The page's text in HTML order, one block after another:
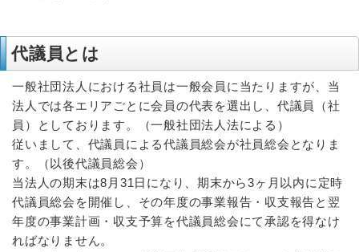
代議員とは
一般社団法人における社員は一般会員に当たりますが、当
法人では各エリアごとに会員の代表を選出し、代議員（社
員）としております。（一般社団法人法による）
従いまして、代議員による代議員総会が社員総会となりま
す。（以後代議員総会）
当法人の期末は8月31日になり、期末から3ヶ月以内に定時
代議員総会を開催し、その年度の事業報告・収支報告と翌
年度の事業計画・収支予算を代議員総会にて承認を得なけ
ればなりません。